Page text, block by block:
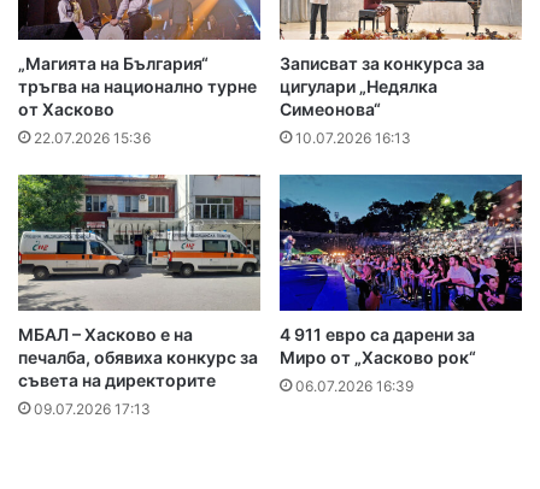
„Магията на България“
тръгва на национално турне
от Хасково
22.07.2026 15:36
Записват за конкурса за
цигулари „Недялка
Симеонова“
10.07.2026 16:13
МБАЛ – Хасково е на
печалба, обявиха конкурс за
съвета на директорите
09.07.2026 17:13
4 911 евро са дарени за
Миро от „Хасково рок“
06.07.2026 16:39